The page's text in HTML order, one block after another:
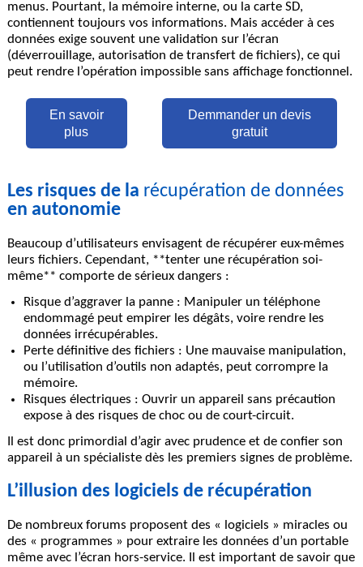
menus. Pourtant, la mémoire interne, ou la carte SD,
contiennent toujours vos informations. Mais accéder à ces
données exige souvent une validation sur l’écran
(déverrouillage, autorisation de transfert de fichiers), ce qui
peut rendre l’opération impossible sans affichage fonctionnel.
En savoir
plus
Demmander un devis
gratuit
Les risques de la récupération de données
en autonomie
Beaucoup d’utilisateurs envisagent de récupérer eux-mêmes
leurs fichiers. Cependant, **tenter une récupération soi-
même** comporte de sérieux dangers :
Risque d’aggraver la panne : Manipuler un téléphone
endommagé peut empirer les dégâts, voire rendre les
données irrécupérables.
Perte définitive des fichiers : Une mauvaise manipulation,
ou l’utilisation d’outils non adaptés, peut corrompre la
mémoire.
Risques électriques : Ouvrir un appareil sans précaution
expose à des risques de choc ou de court-circuit.
Il est donc primordial d’agir avec prudence et de confier son
appareil à un spécialiste dès les premiers signes de problème.
L’illusion des logiciels de récupération
De nombreux forums proposent des « logiciels » miracles ou
des « programmes » pour extraire les données d’un portable
même avec l’écran hors-service. Il est important de savoir que